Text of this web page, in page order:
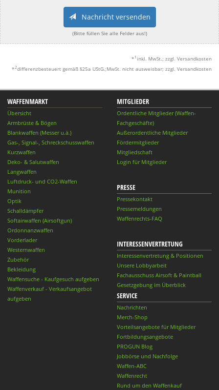
Nachricht versenden
(Bitte füllen Sie alle Felder aus!)
* 1 inkl. MwSt.; zzgl. Versandkosten
*2differenzbesteuert gemäß §25a UStG.;MwSt. nicht ausweisbar; zzgl. Versandkosten
WAFFENMARKT
Übersicht
Armbrüste & Bögen
Blankwaffen (Messer u.ä.)
Gas-, Signal-, Schreckschusswaffen
Kurzwaffen
Deko- & Salutwaffen
Langwaffen
Luftdruck- und CO2-Waffen
Munition
Optik
Schalldämpfer
Softairwaffen (Airsoftgun)
Ordonnanzwaffen
Vorderlader
Westernwaffen
Zubehör
Bekleidung
Waffensuche - Kaufgesuch aufgeben
Waffenverkauf - Verkaufsangebot
aufgeben
MITGLIEDER
Ordentliche Mitglieder (Waffen-
Fachgeschäfte)
Außerordentliche Mitglieder
Fördermitglieder
Mitgliedschaft
Login für Mitglieder
PRESSE
Pressekontakt
Pressemeldungen
Waffenrechts-FAQ
INTERESSENVERTRETUNG
Interessenvertretung & Positionen
Unsere Lobbyarbeit
Fachausschuss Airsoft & Paintball
Gesetzgebung im Überblick
SERVICE
Nachrichten
Merch-Shop
Vorteilsangebote für Mitglieder
Fortbildungsangebote
PROGUN Blog
Jobbörse und Nachfolge
Waffen-ABC
Waffenrecht
Rund um den Waffenkauf